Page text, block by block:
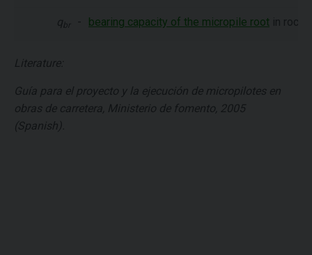
q br - bearing capacity of the micropile root in rock
Literature:
Guía para el proyecto y la ejecución de micropilotes en
obras de carretera, Ministerio de fomento, 2005
(Spanish).